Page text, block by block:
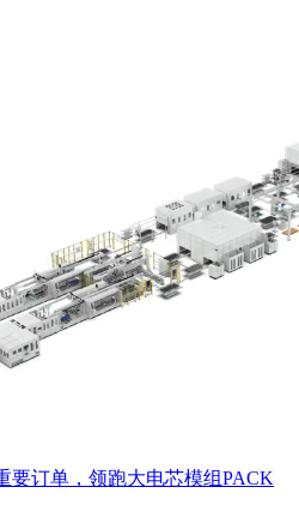
要订单，领跑大电芯模组PACK